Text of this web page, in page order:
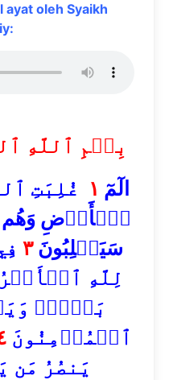
ayat oleh Syaikh
بِسۡمِ ٱللَّهِ
الٓمٓ ١ غُلِبَتِ
ٱلۡأَرۡضِ وَهُم
سَيَغۡلِبُونَ٣
لِلَّهِ
بَعۡدُۚ
ٱلۡمُؤۡمِنُونَ
يَنصُرُ